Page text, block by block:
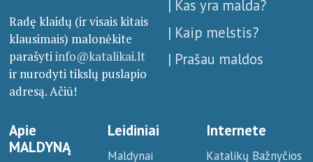
Radę klaidų (ir visais kitais
klausimais) malonėkite
parašytiinfo@katalikai.lt
ir nurodyti tikslų puslapio
adresą. Ačiū!
| Kas yra malda?
| Kaip melstis?
| Prašau maldos
Apie
MALDYNĄ
Leidiniai
Maldynai
Internete
Katalikų Bažnyčios